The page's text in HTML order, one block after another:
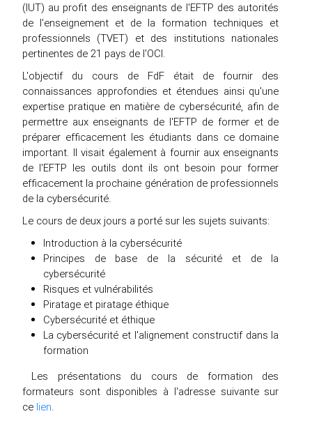
(IUT) au profit des enseignants de l'EFTP des autorités
de l'enseignement et de la formation techniques et
professionnels (TVET) et des institutions nationales
pertinentes de 21 pays de l'OCI.
L'objectif du cours de FdF était de fournir des
connaissances approfondies et étendues ainsi qu'une
expertise pratique en matière de cybersécurité, afin de
permettre aux enseignants de l'EFTP de former et de
préparer efficacement les étudiants dans ce domaine
important. Il visait également à fournir aux enseignants
de l'EFTP les outils dont ils ont besoin pour former
efficacement la prochaine génération de professionnels
de la cybersécurité.
Le cours de deux jours a porté sur les sujets suivants:
Introduction à la cybersécurité
Principes de base de la sécurité et de la
cybersécurité
Risques et vulnérabilités
Piratage et piratage éthique
Cybersécurité et éthique
La cybersécurité et l'alignement constructif dans la
formation
Les présentations du cours de formation des
formateurs sont disponibles à l'adresse suivante sur
ce lien.